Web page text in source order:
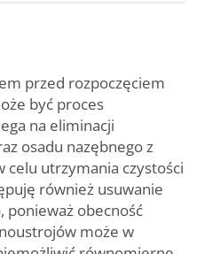
przed rozpoczęciem
być proces
na eliminacji
osadu nazębnego z
celu utrzymania czystości
również usuwanie
ponieważ obecność
może w